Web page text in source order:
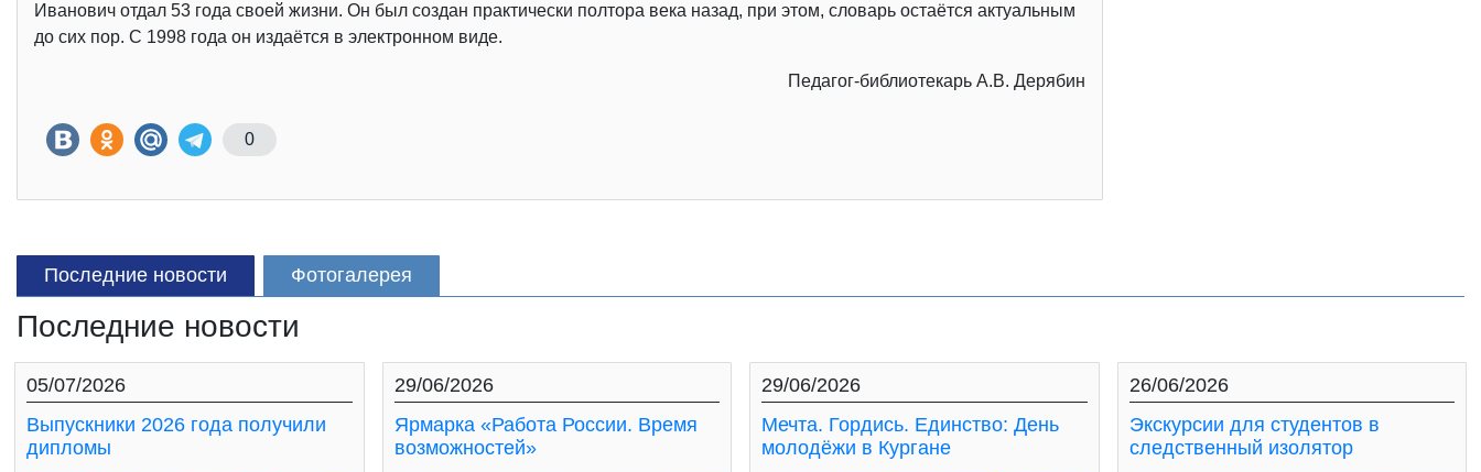
Иванович отдал 53 года своей жизни. Он был создан практически полтора века назад, при этом, словарь остаётся актуальным
до сих пор. С 1998 года он издаётся в электронном виде.
Педагог-библиотекарь А.В. Дерябин
0
Последние новости Фотогалерея
Последние новости
05/07/2026
Выпускники 2026 года получили
дипломы
29/06/2026
Ярмарка «Работа России. Время
возможностей»
29/06/2026
Мечта. Гордись. Единство: День
молодёжи в Кургане
26/06/2026
Экскурсии для студентов в
следственный изолятор